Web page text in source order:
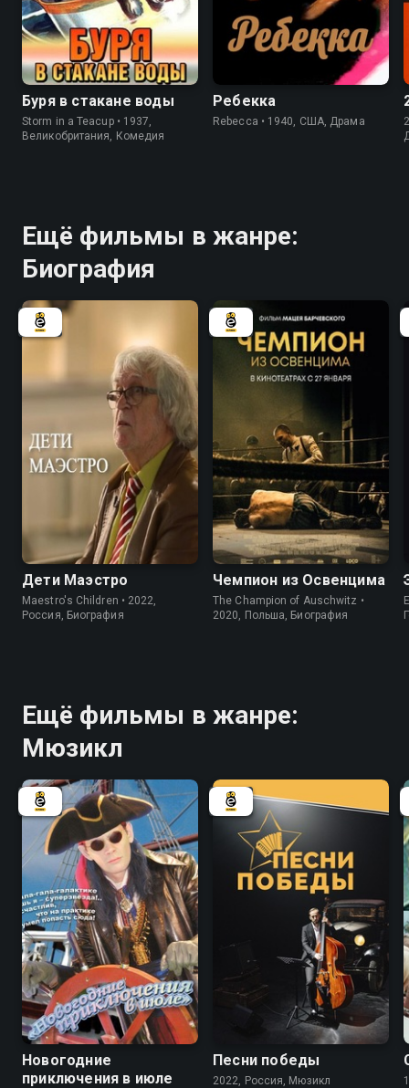
6.2 6.5
Буря в стакане воды
Storm in a Teacup • 1937,
Великобритания, Комедия
8.0 8.1
Ребекка
Rebecca • 1940, США, Драма
Ещё фильмы в жанре:
Биография
Дети Маэстро
Maestro's Children • 2022,
Россия, Биография
7.5 6.7
Чемпион из Освенцима
The Champion of Auschwitz •
2020, Польша, Биография
Ещё фильмы в жанре:
Мюзикл
3.4
Новогодние
приключения в июле
6.7
Песни победы
2022, Россия, Мюзикл